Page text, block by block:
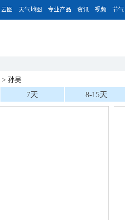
云图 天气地图 专业产品 资讯 视频 节气
> 孙吴
7天 8-15天